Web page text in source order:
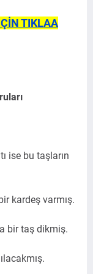
TIKLAA
ise bu taşların
kardeş varmış.
bir taş dikmiş.